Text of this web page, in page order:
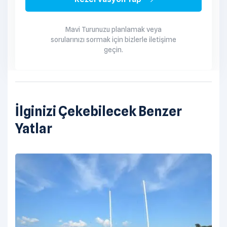
personeli de dikkate alınır.
Mavi Turunuzu planlamak veya
sorularınızı sormak için bizlerle iletişime
geçin.
İlginizi Çekebilecek Benzer
Yatlar